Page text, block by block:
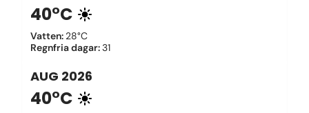
40°C
Vatten: 28°C
Regnfria dagar:31
AUG 2026
40°C